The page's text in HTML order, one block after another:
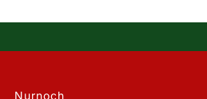
Nurnoch